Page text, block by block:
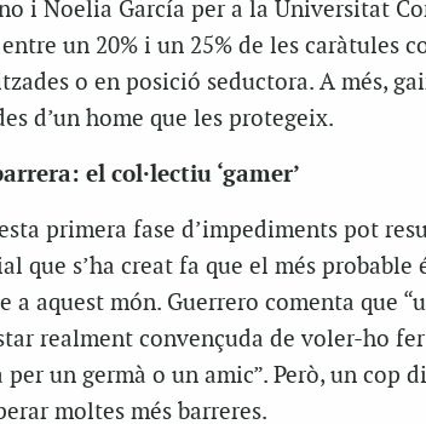
i Noelia García per a la Universitat
un 20% i un 25% de les caràtules
o en posició seductora. A més,
d’un home que les protegeix.
el col·lectiu ‘gamer’
primera fase d’impediments pot
que s’ha creat fa que el més probable
a aquest món. Guerrero comenta que
realment convençuda de voler-ho
un germà o un amic”. Però, un cop
moltes més barreres.